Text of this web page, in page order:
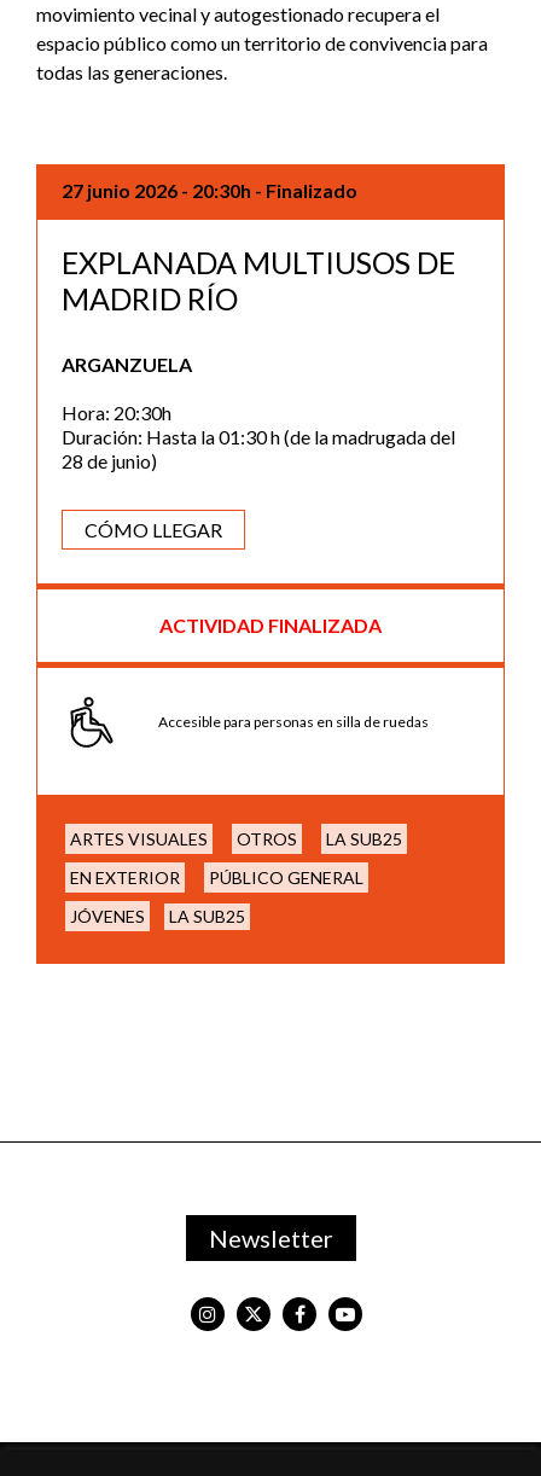
movimiento vecinal y autogestionado recupera el
espacio público como un territorio de convivencia para
todas las generaciones.
27 junio 2026 - 20:30h - Finalizado
EXPLANADA MULTIUSOS DE
MADRID RÍO
ARGANZUELA
Hora: 20:30h
Duración: Hasta la 01:30 h (de la madrugada del
28 de junio)
CÓMO LLEGAR
ACTIVIDAD FINALIZADA
Accesible para personas en silla de ruedas
ARTES VISUALES OTROS
LA SUB25
EN EXTERIOR
PÚBLICO GENERAL
JÓVENES
LA SUB25
Newsletter